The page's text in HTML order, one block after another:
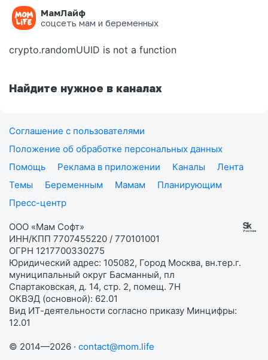
МамЛайф
соцсеть мам и беременных
Ошибка на странице
crypto.randomUUID is not a function
Найдите нужное в каналах
Соглашение с пользователями
Положение об обработке персональных данных
Помощь
Реклама в приложении Каналы
Лента
Темы
Беременным Мамам
Планирующим
Пресс-центр
ООО «Мам Софт»
ИНН/КПП 7707455220 / 770101001
ОГРН 1217700330275
Юридический адрес: 105082, Город Москва, вн.тер.г.
муниципальный округ Басманный, пл
Спартаковская, д. 14, стр. 2, помещ. 7Н
ОКВЭД (основной): 62.01
Вид ИТ-деятельности согласно приказу Минцифры:
12.01
© 2014—2026 · contact@mom.life